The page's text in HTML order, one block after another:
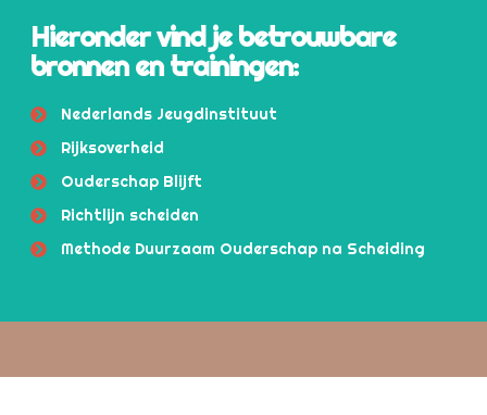
Hieronder vind je betrouwbare
bronnen en trainingen:
Nederlands Jeugdinstituut
Rijksoverheid
Ouderschap Blijft
Richtlijn scheiden
Methode Duurzaam Ouderschap na Scheiding